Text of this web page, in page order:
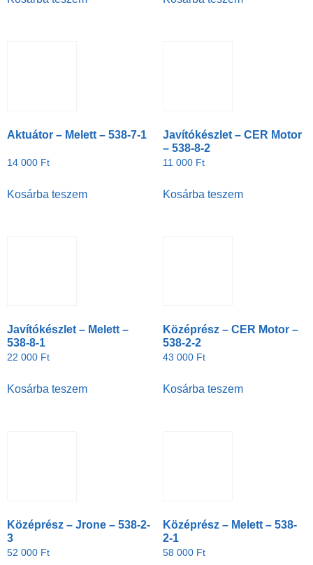
Aktuátor – Melett – 538-7-1
14 000 Ft
Kosárba teszem
Javítókészlet – CER Motor
– 538-8-2
11 000 Ft
Kosárba teszem
Javítókészlet – Melett –
538-8-1
22 000 Ft
Kosárba teszem
Középrész – CER Motor –
538-2-2
43 000 Ft
Kosárba teszem
Középrész – Jrone – 538-2-
3
52 000 Ft
Középrész – Melett – 538-
2-1
58 000 Ft